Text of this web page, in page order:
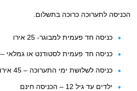
הכניסה לתערוכה כרוכה בתשלום.
כניסה חד פעמית למבוגר- 25 אירו
כניסה חד פעמית לסטודנט או גמלאי –10 אירו
כניסה לשלושת ימי התערוכה – 45 אירו
ילדים עד גיל 12 – הכניסה חינם